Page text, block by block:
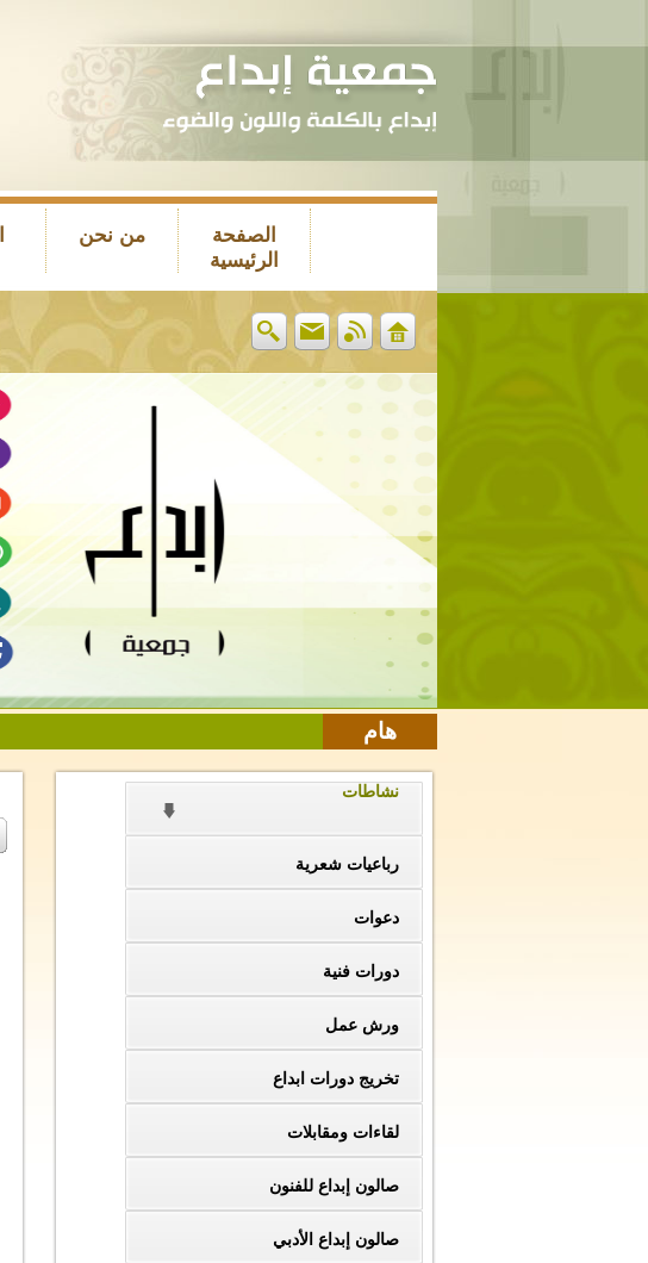
الصفحة
الرئيسية
من نحن
هام
نشاطات
رباعيات شعرية
دعوات
دورات فنية
ورش عمل
تخريج دورات ابداع
لقاءات ومقابلات
صالون إبداع للفنون
صالون إبداع الأدبي